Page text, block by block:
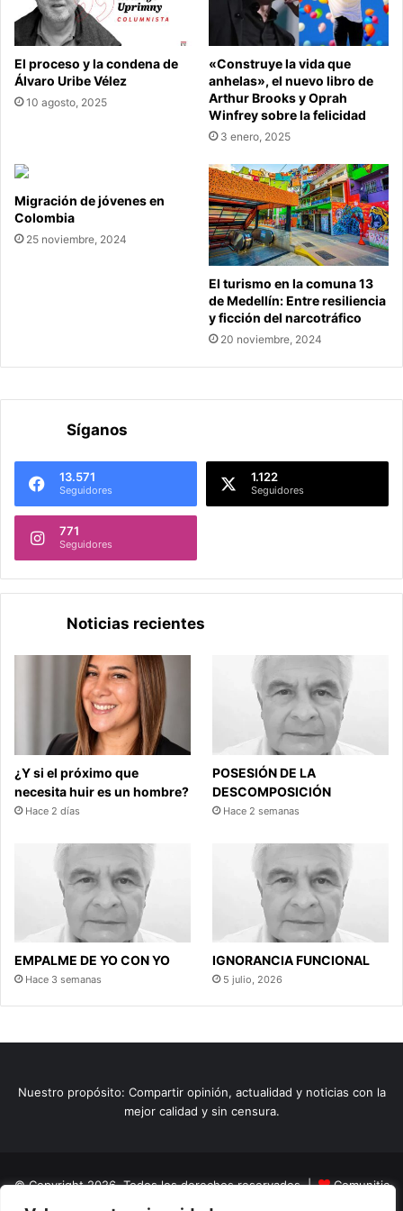
El proceso y la condena de
Álvaro Uribe Vélez
10 agosto, 2025
«Construye la vida que
anhelas», el nuevo libro de
Arthur Brooks y Oprah
Winfrey sobre la felicidad
3 enero, 2025
Migración de jóvenes en
Colombia
25 noviembre, 2024
El turismo en la comuna 13
de Medellín: Entre resiliencia
y ficción del narcotráfico
20 noviembre, 2024
Síganos
13.571
Seguidores
1.122
Seguidores
771
Seguidores
Noticias recientes
¿Y si el próximo que
necesita huir es un hombre?
Hace 2 días
POSESIÓN DE LA
DESCOMPOSICIÓN
Hace 2 semanas
EMPALME DE YO CON YO
Hace 3 semanas
IGNORANCIA FUNCIONAL
5 julio, 2026
Nuestro propósito: Compartir opinión, actualidad y noticias con la
mejor calidad y sin censura.
© Copyright 2026, Todos los derechos reservados |
Comunitic